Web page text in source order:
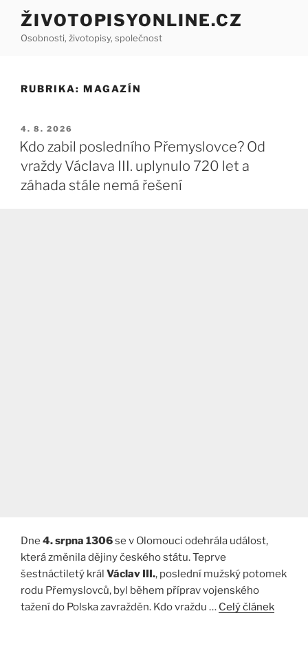
Přejít
obsahu
ŽIVOTOPISYONLINE.CZ
Osobnosti, životopisy, společnost
RUBRIKA: MAGAZÍN
PUBLIKOVÁNO
4. 8. 2026
Kdo zabil posledního Přemyslovce? Od
vraždy Václava III. uplynulo 720 let a
záhada stále nemá řešení
Dne 4. srpna 1306se v Olomouci odehrála událost,
která změnila dějiny českého státu. Teprve
šestnáctiletý král Václav III., poslední mužský potomek
rodu Přemyslovců, byl během příprav vojenského
tažení do Polska zavražděn. Kdo vraždu … Celý článek